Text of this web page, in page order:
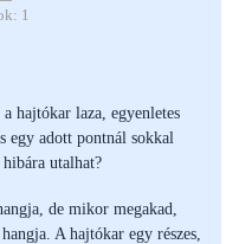
1
hajtókar laza, egyenletes
egy adott pontnál sokkal
utalhat?
de mikor megakad,
A hajtókar egy részes,